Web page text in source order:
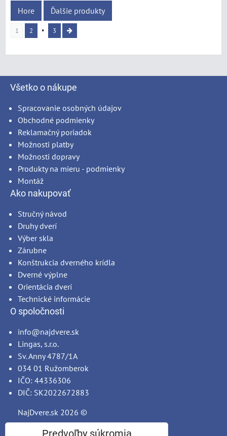
Hore Ďalšie produkty
1 2 3
Všetko o nákupe
Spracovanie osobných údajov
Obchodné podmienky
Reklamačný poriadok
Možnosti platby
Možnosti dopravy
Produkty na mieru - podmienky
Montáž
Ako nakupovať
Stručný návod
Druhy dverí
Výber skla
Zárubne
Konštrukcia dverného krídla
Dverné výplne
Orientácia dverí
Technické informácie
O spoločnosti
info@najdvere.sk
Lingas, s.r.o.
Sv. Anny 4787/1A
034 01 Ružomberok
IČO: 44336306
DIČ: SK2022672883
NajDvere.sk 2026 ©
Predvoľby súkromia